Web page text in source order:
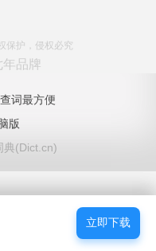
保护，侵权必究
年品牌
词最方便
版
(Dict.cn)
立即下载
立即下载